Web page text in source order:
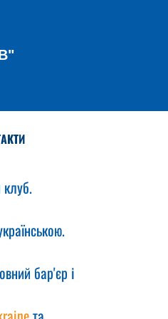
бар'єр і